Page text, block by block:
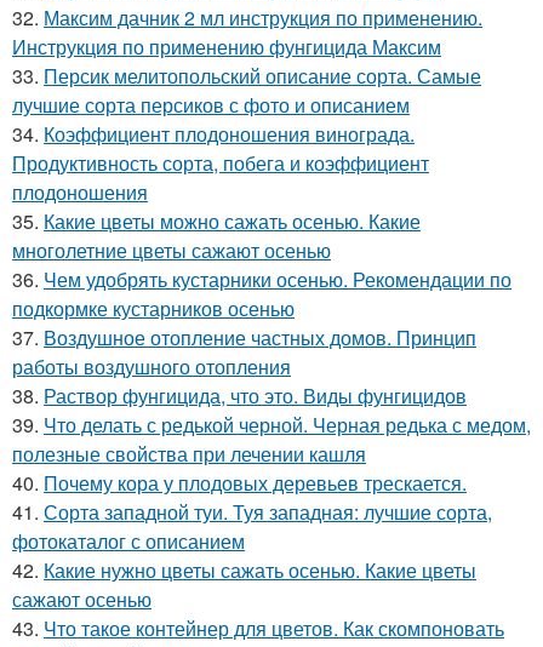
32. Максим дачник 2 мл инструкция по применению.
Инструкция по применению фунгицида Максим
33. Персик мелитопольский описание сорта. Самые
лучшие сорта персиков с фото и описанием
34. Коэффициент плодоношения винограда.
Продуктивность сорта, побега и коэффициент
плодоношения
35. Какие цветы можно сажать осенью. Какие
многолетние цветы сажают осенью
36. Чем удобрять кустарники осенью. Рекомендации по
подкормке кустарников осенью
37. Воздушное отопление частных домов. Принцип
работы воздушного отопления
38. Раствор фунгицида, что это. Виды фунгицидов
39. Что делать с редькой черной. Черная редька с медом,
полезные свойства при лечении кашля
40. Почему кора у плодовых деревьев трескается.
41. Сорта западной туи. Туя западная: лучшие сорта,
фотокаталог с описанием
42. Какие нужно цветы сажать осенью. Какие цветы
сажают осенью
43. Что такое контейнер для цветов. Как скомпоновать